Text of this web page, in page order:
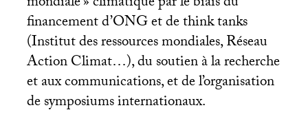
financement d’ONGet de think tanks
(Institut des ressources mondiales, Réseau
Action Climat…), du soutien à la recherche
et aux communications, et de l’organisation
de symposiums internationaux.